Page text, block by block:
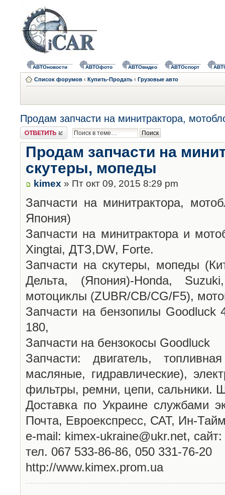
АВТОновости АВТОфото АВТОвидео АВТОспорт
Список форумов ‹ Купить-Продать ‹ Грузовые авто
Продам запчасти на минитрактора,
Ответить
Продам запчасти на
скутеры, мопеды
kimex » Пт окт 09, 2015 8:29 pm
Запчасти на минитрактора,
Япония)
Запчасти на минитрактора и
Xingtai, ДТЗ,DW, Forte.
Запчасти на скутеры, мопеды
Дельта, (Япония)-Honda,
мотоциклы (ZUBR/CB/CG/F5),
Запчасти на бензопилы Goodluck
180,
Запчасти на бензокосы Goodluck
Запчасти: двигатель,
масляные, гидравлические),
фильтры, ремни, цепи, сальники.
Доставка по Украине службами
Почта, Евроекспресс, САТ, Ин-
е-mail: kimex-ukraine@ukr.net,
тел. 067 533-86-86, 050 331-76-20
http://www.kimex.prom.ua